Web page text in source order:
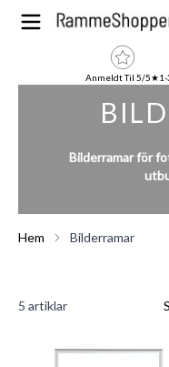
Hoppa till innehållet
Anmeldt Til 5/5★
Bilderramar för
Hem Bilderramar
5 artiklar